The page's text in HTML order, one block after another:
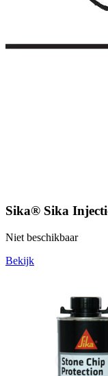
Sika® Sika
Niet beschikbaar
Bekijk